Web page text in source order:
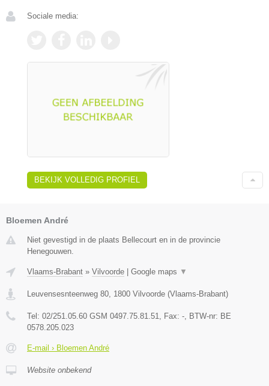
Sociale media:
BEKIJK VOLLEDIG PROFIEL
Bloemen André
Niet gevestigd in de plaats Bellecourt en in de provincie
Henegouwen.
Vlaams-Brabant » Vilvoorde | Google maps ▼
Leuvensesnteenweg 80 1800 Vilvoorde (Vlaams-Brabant)
Tel: 02/251.05.60 GSM 0497.75.81.51 , Fax: - , BTW-nr: BE
0578.205.023
E-mail › Bloemen André
Website onbekend